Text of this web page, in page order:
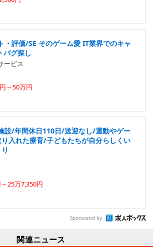
・評価/SE そのゲーム愛 IT業界でのキャ
バグ探し
ービス
～50万円
設/年間休日110日/送迎なし/運動やゲー
入れた療育/子どもたちが自分らしくい
25万7,350円
Sponsored by
関連ニュース